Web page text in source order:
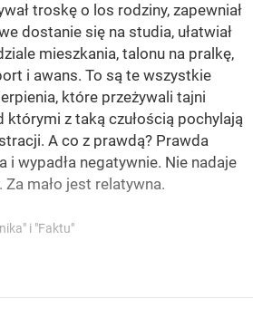
troskę o los rodziny, zapewniał
dostanie się na studia, ułatwiał
mieszkania, talonu na pralkę,
i awans. To są te wszystkie
które przeżywali tajni
którymi z taką czułością pochylają
A co z prawdą? Prawda
i wypadła negatywnie. Nie nadaje
mało jest relatywna.
i "Faktu"